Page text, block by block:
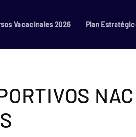
Vacacinales 2026 Plan